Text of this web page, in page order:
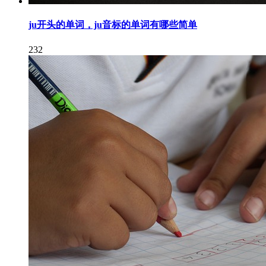
ju开头的单词，ju音标的单词有哪些简单
232